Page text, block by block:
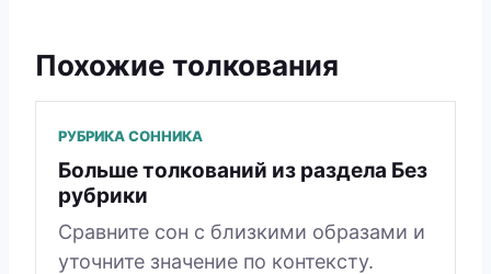
Похожие толкования
РУБРИКА СОННИКА
Больше толкований из раздела Без
рубрики
Сравните сон с близкими образами и
уточните значение по контексту.